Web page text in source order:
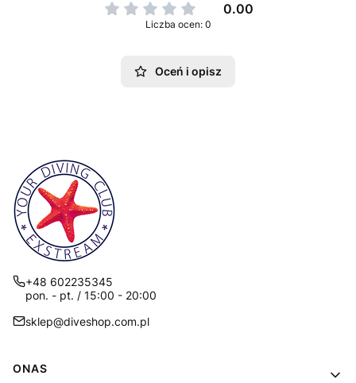
0.00
Liczba ocen: 0
Oceń i opisz
+48 602235345
pon. - pt. / 15:00 - 20:00
sklep@diveshop.com.pl
Linki w stopce
ONAS